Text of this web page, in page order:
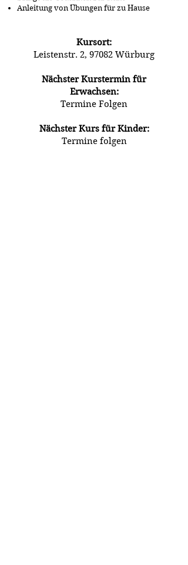
Anleitung von Übungen für zu Hause
Kursort:
Leistenstr. 2, 97082 Würburg
Nächster Kurstermin für
Erwachsen:
Termine Folgen
Nächster Kurs für Kinder:
Termine folgen